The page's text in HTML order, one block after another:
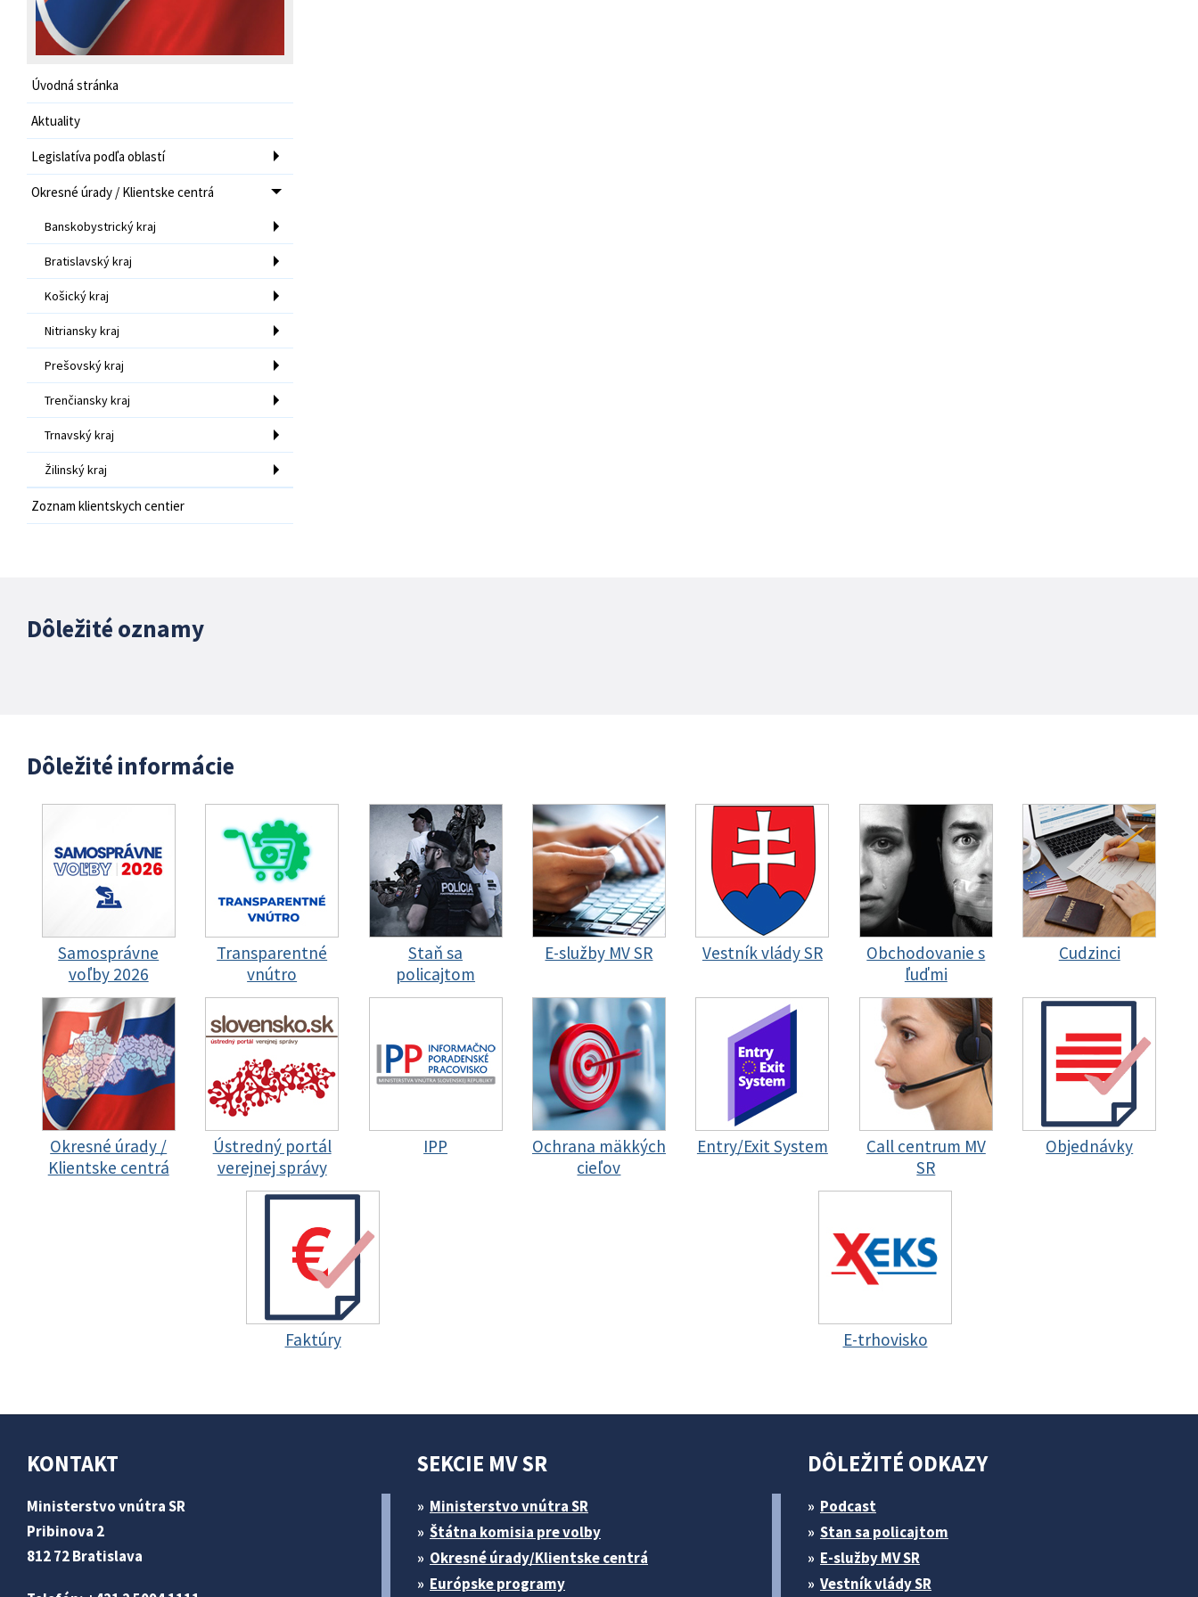
Úvodná stránka
Aktuality
Legislatíva podľa oblastí
Okresné úrady / Klientske centrá
Banskobystrický kraj
Bratislavský kraj
Košický kraj
Nitriansky kraj
Prešovský kraj
Trenčiansky kraj
Trnavský kraj
Žilinský kraj
Zoznam klientskych centier
Dôležité oznamy
Dôležité informácie
Samosprávne
voľby 2026
Transparentné
vnútro
Staň sa
policajtom
E-služby MV SR Vestník vlády SR
Obchodovanie s
ľuďmi
Cudzinci
Okresné úrady /
Klientske centrá
Ústredný portál
verejnej správy
IPP
Ochrana mäkkých
cieľov
Entry/Exit System
Call centrum MV
SR
Objednávky
Faktúry E-trhovisko
KONTAKT
Ministerstvo vnútra SR
Pribinova 2
812 72 Bratislava
SEKCIE MV SR
Ministerstvo vnútra SR
Štátna komisia pre volby
Okresné úrady/Klientske centrá
Európske programy
DÔLEŽITÉ ODKAZY
Podcast
Stan sa policajtom
E-služby MV SR
Vestník vlády SR